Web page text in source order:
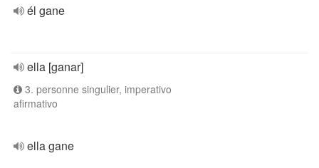
él gane
ella [ganar]
3. personne singulier, imperativo
afirmativo
ella gane